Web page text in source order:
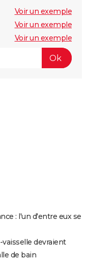
Voir un exemple
Voir un exemple
Voir un exemple
: l'un d'entre eux se
devraient
de bain